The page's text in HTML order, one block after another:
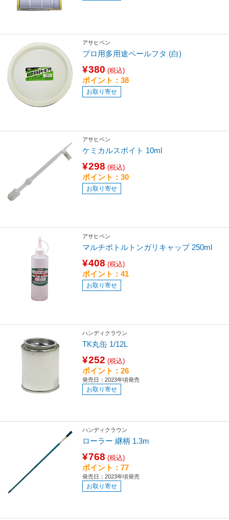
アサヒペン
プロ用多用途ペールフタ (白)
¥380 (税込)
ポイント：38
お取り寄せ
アサヒペン
ケミカルスポイト 10ml
¥298 (税込)
ポイント：30
お取り寄せ
アサヒペン
マルチボトルトンガリキャップ 250ml
¥408 (税込)
ポイント：41
お取り寄せ
ハンディクラウン
TK丸缶 1/12L
¥252 (税込)
ポイント：26
発売日：2023年頃発売
お取り寄せ
ハンディクラウン
ローラー 継柄 1.3m
¥768 (税込)
ポイント：77
発売日：2023年頃発売
お取り寄せ